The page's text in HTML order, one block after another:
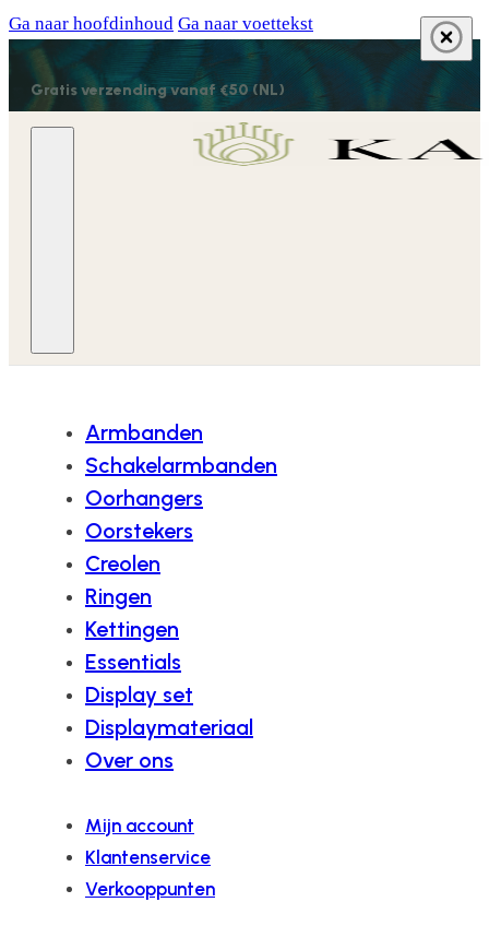
Ga naar hoofdinhoud Ga naar voettekst
Gratis verzending vanaf €50 (NL)
Armbanden
Schakelarmbanden
Oorhangers
Oorstekers
Creolen
Ringen
Kettingen
Essentials
Display set
Displaymateriaal
Over ons
Mijn account
Klantenservice
Verkooppunten